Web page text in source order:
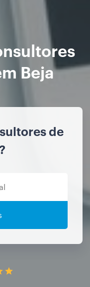
Beja
de